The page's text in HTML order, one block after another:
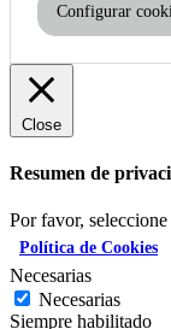
Configurar
Close
Resumen de
Por favor,
Política de Cookies
Necesarias
Necesarias
Siempre habilitado